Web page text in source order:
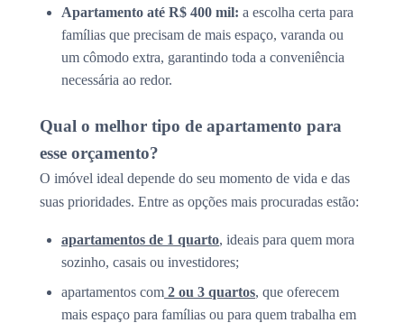
Apartamento até R$ 400 mil: a escolha certa para
famílias que precisam de mais espaço, varanda ou
um cômodo extra, garantindo toda a conveniência
necessária ao redor.
Qual o melhor tipo de apartamento para
esse orçamento?
O imóvel ideal depende do seu momento de vida e das
suas prioridades. Entre as opções mais procuradas estão:
apartamentos de 1 quarto, ideais para quem mora
sozinho, casais ou investidores;
apartamentos com 2 ou 3 quartos, que oferecem
mais espaço para famílias ou para quem trabalha em